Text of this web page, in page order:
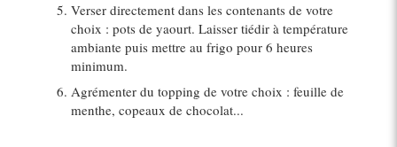
Verser directement dans les contenants de votre
choix : pots de yaourt. Laisser tiédir à température
ambiante puis mettre au frigo pour 6 heures
minimum.
Agrémenter du topping de votre choix : feuille de
menthe, copeaux de chocolat...